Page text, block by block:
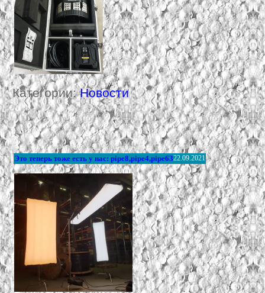
Категории: Новости
Это теперь тоже есть у нас: pipe8,pipe4,pipe6322.09.2021